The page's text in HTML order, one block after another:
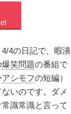
4の日記で、暇潰
爆笑問題の番組で
アシモフの短編）
いのです。ダメ
識常識と言って